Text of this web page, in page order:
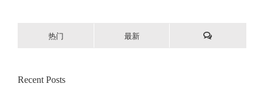
热门 最新
Recent Posts